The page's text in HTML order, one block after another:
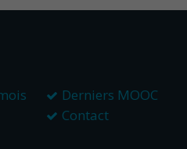
Derniers MOOC
Contact